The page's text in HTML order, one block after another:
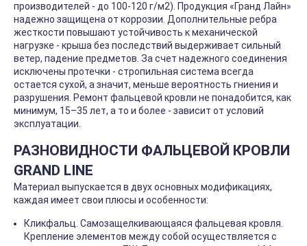
производителей - до 100-120 г/м2). Продукция «Гранд Лайн»
надежно защищена от коррозии. Дополнительные ребра
жесткости повышают устойчивость к механической
нагрузке - крыша без последствий выдерживает сильный
ветер, падение предметов. За счет надежного соединения
исключены протечки - стропильная система всегда
остается сухой, а значит, меньше вероятность гниения и
разрушения. Ремонт фальцевой кровли не понадобится, как
минимум, 15–35 лет, а то и более - зависит от условий
эксплуатации.
РАЗНОВИДНОСТИ ФАЛЬЦЕВОЙ КРОВЛИ
GRAND LINE
Материал выпускается в двух основных модификациях,
каждая имеет свои плюсы и особенности:
Кликфальц. Самозащелкивающаяся фальцевая кровля.
Крепление элементов между собой осуществляется с